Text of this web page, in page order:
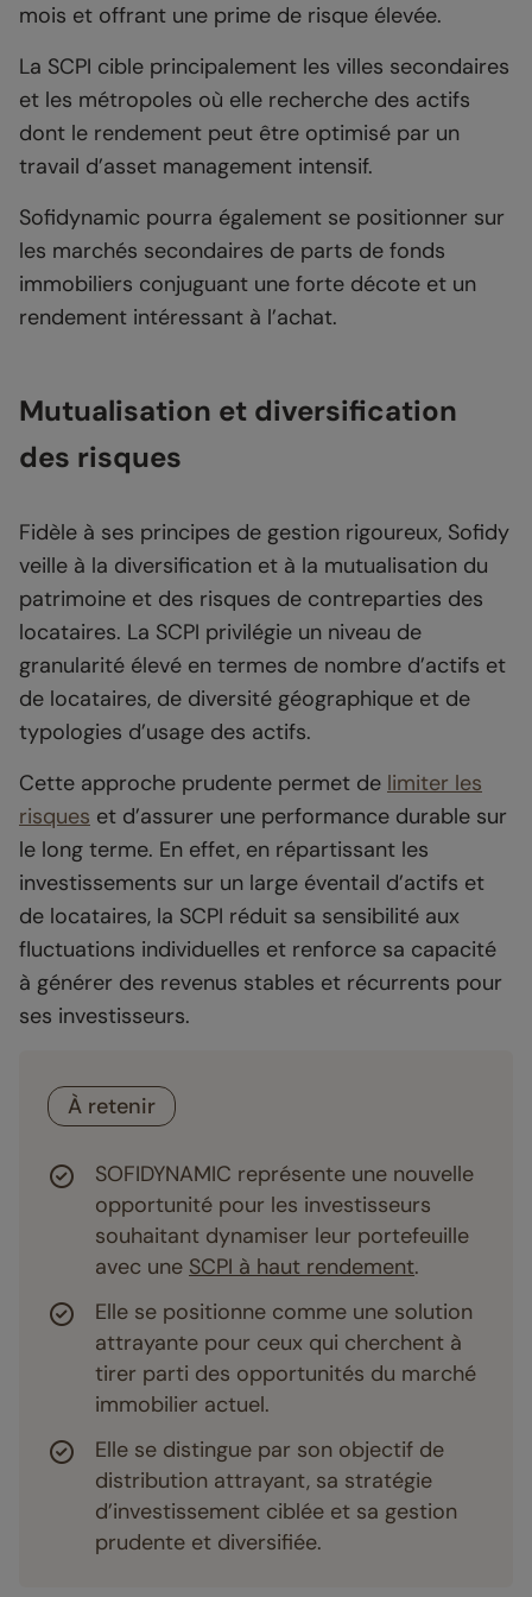
mois et offrant une prime de risque élevée.
La SCPI cible principalement les villes secondaires
et les métropoles où elle recherche des actifs
dont le rendement peut être optimisé par un
travail d’asset management intensif.
Sofidynamic pourra également se positionner sur
les marchés secondaires de parts de fonds
immobiliers conjuguant une forte décote et un
rendement intéressant à l’achat.
Mutualisation et diversification
des risques
Fidèle à ses principes de gestion rigoureux, Sofidy
veille à la diversification et à la mutualisation du
patrimoine et des risques de contreparties des
locataires. La SCPI privilégie un niveau de
granularité élevé en termes de nombre d’actifs et
de locataires, de diversité géographique et de
typologies d’usage des actifs.
Cette approche prudente permet de limiter les
risques et d’assurer une performance durable sur
le long terme. En effet, en répartissant les
investissements sur un large éventail d’actifs et
de locataires, la SCPI réduit sa sensibilité aux
fluctuations individuelles et renforce sa capacité
à générer des revenus stables et récurrents pour
ses investisseurs.
À retenir
SOFIDYNAMIC représente une nouvelle
opportunité pour les investisseurs
souhaitant dynamiser leur portefeuille
avec une SCPI à haut rendement.
Elle se positionne comme une solution
attrayante pour ceux qui cherchent à
tirer parti des opportunités du marché
immobilier actuel.
Elle se distingue par son objectif de
distribution attrayant, sa stratégie
d’investissement ciblée et sa gestion
prudente et diversifiée.